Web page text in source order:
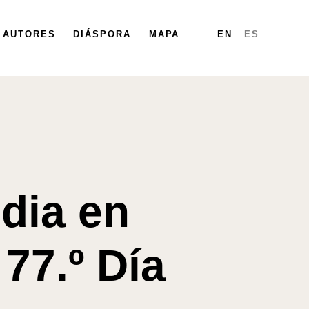
PARTICIPA DIÁSPORA MAPA INFORMES
AUTORES DIÁSPORA MAPA EN ES
en
Día